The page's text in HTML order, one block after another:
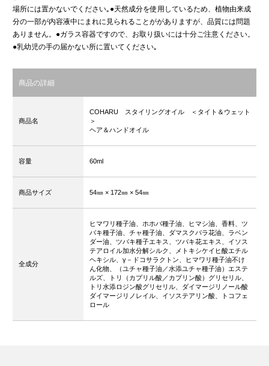
場所には置かないでください｡●天然成分を使用しているため、植物由来成
分の一部が内容液中にまれに見られることががありますが、品質には問題
ありません。●ガラス容器ですので、お取り扱いには十分ご注意ください。
●乳幼児の手の届かない所に置いてください｡
商品の詳細
商品名
COHARU スタイリングオイル ＜タイト＆ウェット
＞
ヘア＆ハンドオイル
容量 60ml
商品サイズ 54㎜ × 172㎜ × 54㎜
全成分
ヒマワリ種子油、ホホバ種子油、ヒマシ油、香料、ツ
バキ種子油、チャ種子油、ダマスクバラ花油、ラベン
ダー油、ツバキ種子エキス、ツバキ花エキス、イソス
テアロイル加水分解シルク、メトキシケイヒ酸エチル
ヘキシル、γ－ドコサラクトン、ヒマワリ種子油不け
ん化物、（ユチャ種子油／水添ユチャ種子油）エステ
ルズ、トリ（カプリル酸／カプリン酸）グリセリル、
トリ水添ロジン酸グリセリル、ダイマージリノール酸
ダイマージリノレイル、イソステアリン酸、トコフェ
ロール